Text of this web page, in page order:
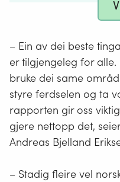
Arealbeslag er
viktige
Turistar er
av trendar og
press.
Spreidd bruk og
òg gi stor samla
Teksten er
– Ein av dei beste
er tilgjengeleg for
bruke dei same
styre ferdselen og ta
rapporten gir oss
gjere nettopp det,
Andreas Bjelland
– Stadig fleire vel